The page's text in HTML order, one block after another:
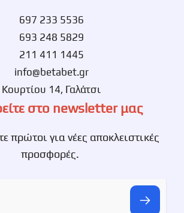
697 233 5536
693 248 5829
211 411 1445
info@betabet.gr
Κουρτίου 14, Γαλάτσι
στο newsletter μας
πρώτοι για νέες αποκλειστικές
προσφορές.